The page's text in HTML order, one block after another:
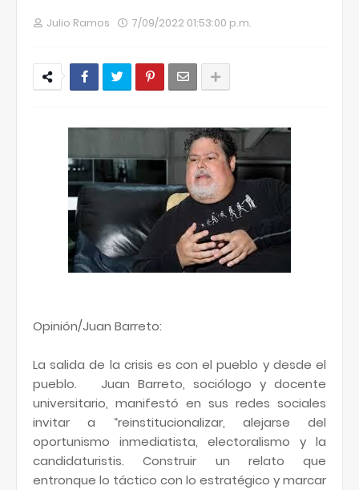
Julio Ramos 7/09/2022 01:53:00 p.m.
Opinión/Juan Barreto:
La salida de la crisis es con el pueblo y desde el
pueblo. Juan Barreto, sociólogo y docente
universitario, manifestó en sus redes sociales
invitar a “reinstitucionalizar, alejarse del
oportunismo inmediatista, electoralismo y la
candidaturistis. Construir un relato que
entronque lo táctico con lo estratégico y marcar